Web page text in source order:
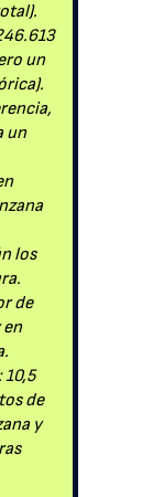
un
un
los
de
de
y